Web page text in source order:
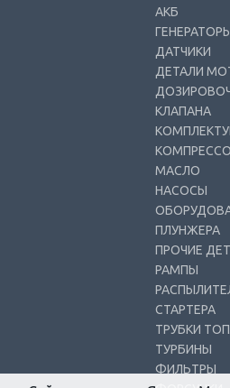
АКБ
ДАТЧИКИ
ДЕТАЛИ
КЛАПАНА
МАСЛО
НАСОСЫ
ПЛУНЖЕРА
ПРОЧИЕ
РАМПЫ
СТАРТЕРА
ТРУБКИ
ТУРБИНЫ
ФИЛЬТРЫ